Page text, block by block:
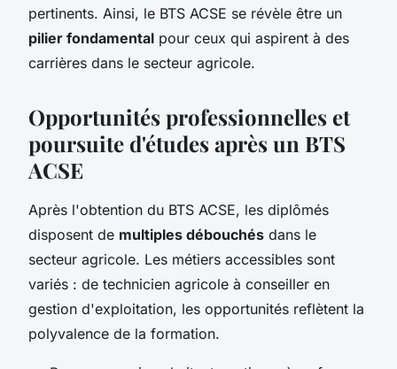
pertinents. Ainsi, le BTS ACSE se révèle être un
pilier fondamental pour ceux qui aspirent à des
carrières dans le secteur agricole.
Opportunités professionnelles et
poursuite d'études après un BTS
ACSE
Après l'obtention du BTS ACSE, les diplômés
disposent de multiples débouchés dans le
secteur agricole. Les métiers accessibles sont
variés : de technicien agricole à conseiller en
gestion d'exploitation, les opportunités reflètent la
polyvalence de la formation.